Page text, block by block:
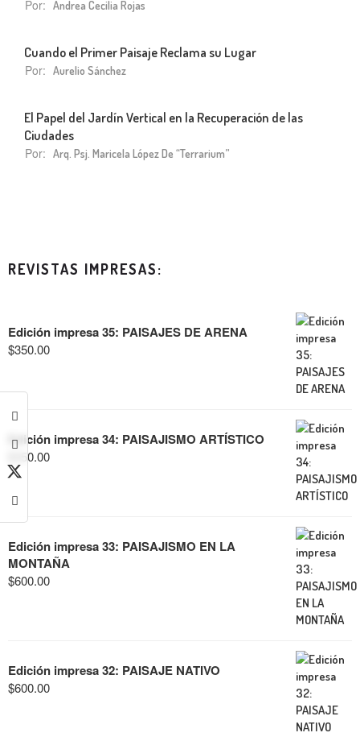
Por: Andrea Cecilia Rojas
Cuando el Primer Paisaje Reclama su Lugar
Por: Aurelio Sánchez
El Papel del Jardín Vertical en la Recuperación de las
Ciudades
Por: Arq. Psj. Maricela López De “Terrarium”
REVISTAS IMPRESAS:
Edición impresa 35: PAISAJES DE ARENA
$350.00
Edición impresa 34: PAISAJISMO ARTÍSTICO
350.00
Edición impresa 33: PAISAJISMO EN LA
MONTAÑA
$600.00
Edición impresa 32: PAISAJE NATIVO
$600.00